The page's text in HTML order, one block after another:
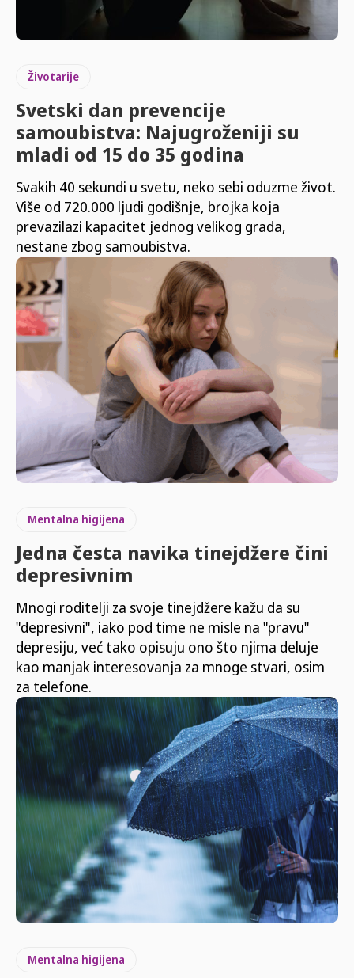
Životarije
Svetski dan prevencije
samoubistva: Najugroženiji su
mladi od 15 do 35 godina
Svakih 40 sekundi u svetu, neko sebi oduzme život.
Više od 720.000 ljudi godišnje, brojka koja
prevazilazi kapacitet jednog velikog grada,
nestane zbog samoubistva.
Mentalna higijena
Jedna česta navika tinejdžere čini
depresivnim
Mnogi roditelji za svoje tinejdžere kažu da su
"depresivni", iako pod time ne misle na "pravu"
depresiju, već tako opisuju ono što njima deluje
kao manjak interesovanja za mnoge stvari, osim
za telefone.
Mentalna higijena